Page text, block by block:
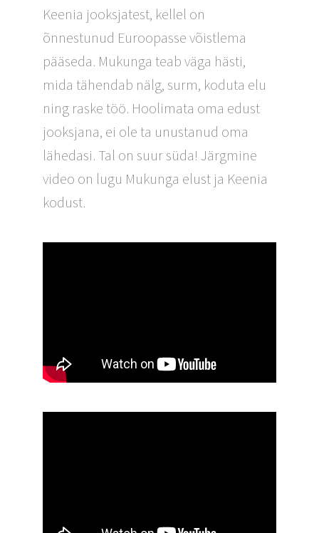
Keenia jooksjatest, kellel on
õnnestunud Euroopasse võistlema
pääseda. Mukunga teab väga hästi,
mida tähendab nälg, surm, koduta elu
ning raske töö. Hoolimata oma edust
jooksjana, ei ole ta unustanud oma
lähedasi. Tal on suur süda! Järgmine
video on lugu Mukunga elust ja Keenia
kodust.